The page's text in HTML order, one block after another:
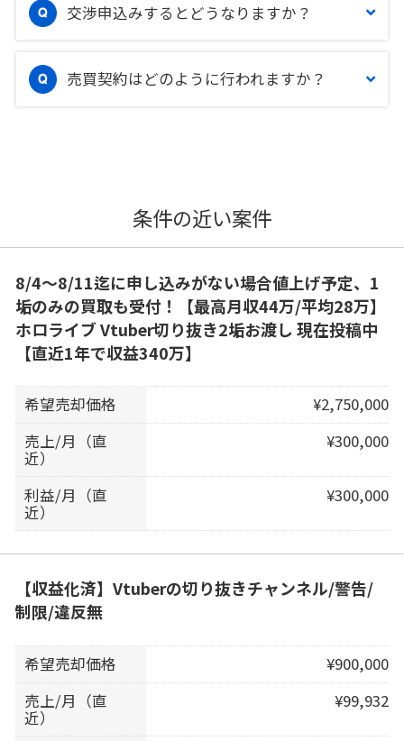
交渉申込みするとどうなりますか？
売買契約はどのように行われますか？
条件の近い案件
8/4～8/11迄に申し込みがない場合値上げ予定、1
垢のみの買取も受付！【最高月収44万/平均28万】
ホロライブ Vtuber切り抜き2垢お渡し 現在投稿中
【直近1年で収益340万】
希望売却価格
¥2,750,000
売上/月（直
近）
¥300,000
利益/月（直
近）
¥300,000
【収益化済】Vtuberの切り抜きチャンネル/警告/
制限/違反無
希望売却価格
¥900,000
売上/月（直
近）
¥99,932